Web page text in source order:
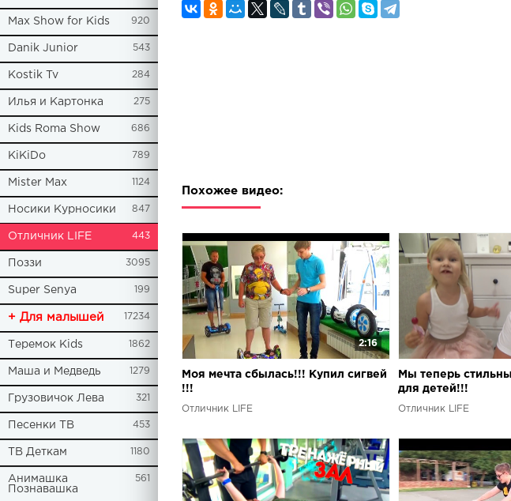
Max Show for Kids 920
Danik Junior 543
Kostik Tv 284
Илья и Картонка 275
Kids Roma Show 686
KiKiDo 789
Mister Max 1124
Носики Курносики 847
Отличник LIFE 443
Поззи 3095
Super Senya 199
+ Для малышей 17234
Теремок Kids 1862
Маша и Медведь 1279
Грузовичок Лева 321
Песенки ТВ 453
ТВ Деткам 1180
Анимашка
Познавашка
561
Похожее видео:
2:16
Моя мечта сбылась!!! Купил сигвей
!!!
Отличник LIFE
Мы теперь
для детей!!!
Отличник LIFE